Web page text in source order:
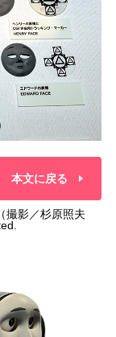
本文に戻る
撮影／杉原照夫